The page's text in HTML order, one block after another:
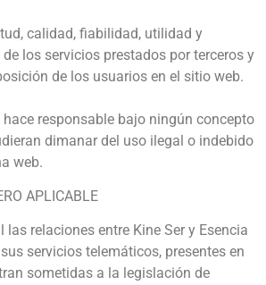
calidad, fiabilidad, utilidad y
los servicios prestados por terceros y
de los usuarios en el sitio web.
responsable bajo ningún concepto
dimanar del uso ilegal o indebido
web.
APLICABLE
las relaciones entre Kine Ser y Esencia
servicios telemáticos, presentes en
sometidas a la legislación de